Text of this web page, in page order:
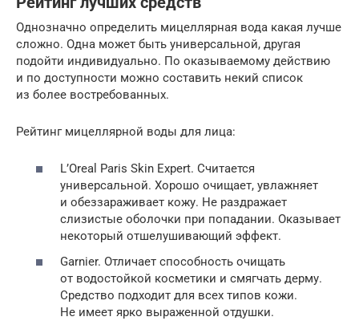
Однозначно определить мицеллярная вода какая лучше
сложно. Одна может быть универсальной, другая
подойти индивидуально. По оказываемому действию
и по доступности можно составить некий список
из более востребованных.
Рейтинг мицеллярной воды для лица:
L’Oreal Paris Skin Expert. Считается
универсальной. Хорошо очищает, увлажняет
и обеззараживает кожу. Не раздражает
слизистые оболочки при попадании. Оказывает
некоторый отшелушивающий эффект.
Garnier. Отличает способность очищать
от водостойкой косметики и смягчать дерму.
Средство подходит для всех типов кожи.
Не имеет ярко выраженной отдушки.